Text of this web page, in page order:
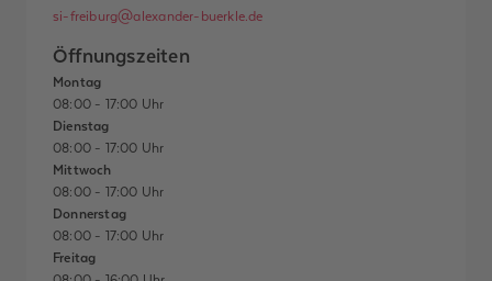
si-freiburg@alexander-buerkle.de
Öffnungszeiten
Montag
08:00 - 17:00 Uhr
Dienstag
08:00 - 17:00 Uhr
Mittwoch
08:00 - 17:00 Uhr
Donnerstag
08:00 - 17:00 Uhr
Freitag